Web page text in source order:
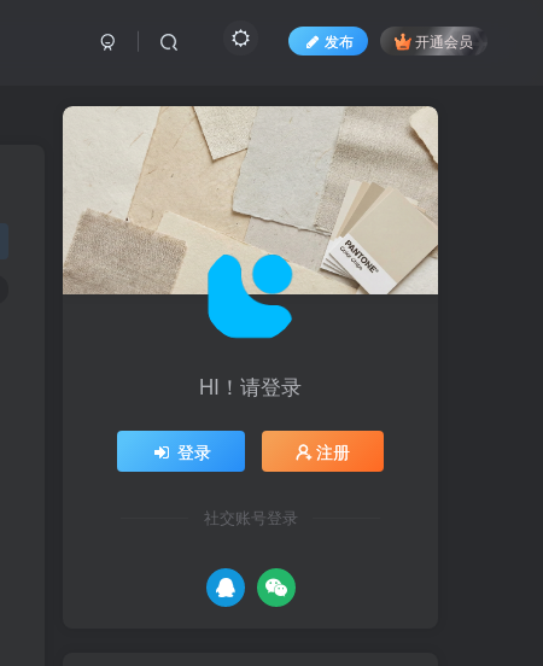
发布 开通会员
HI！请登录
登录 注册
社交账号登录